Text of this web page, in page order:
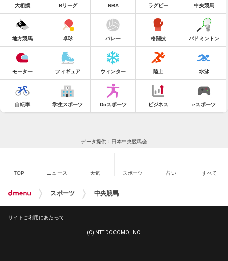
大相撲 Bリーグ NBA ラグビー 中央競馬
地方競馬 卓球 バレー 格闘技 バドミントン
モーター フィギュア ウィンター 陸上 水泳
自転車 学生スポーツ Doスポーツ ビジネス eスポーツ
データ提供：日本中央競馬会
TOP ニュース 天気 スポーツ 占い すべて
スポーツ 中央競馬
サイトご利用にあたって
(C) NTT DOCOMO, INC.